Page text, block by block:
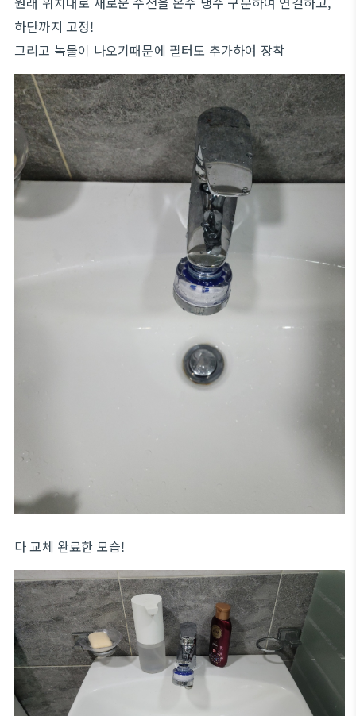
하단까지 고정!
그리고 녹물이 나오기때문에 필터도 추가하여 장착
다 교체 완료한 모습!